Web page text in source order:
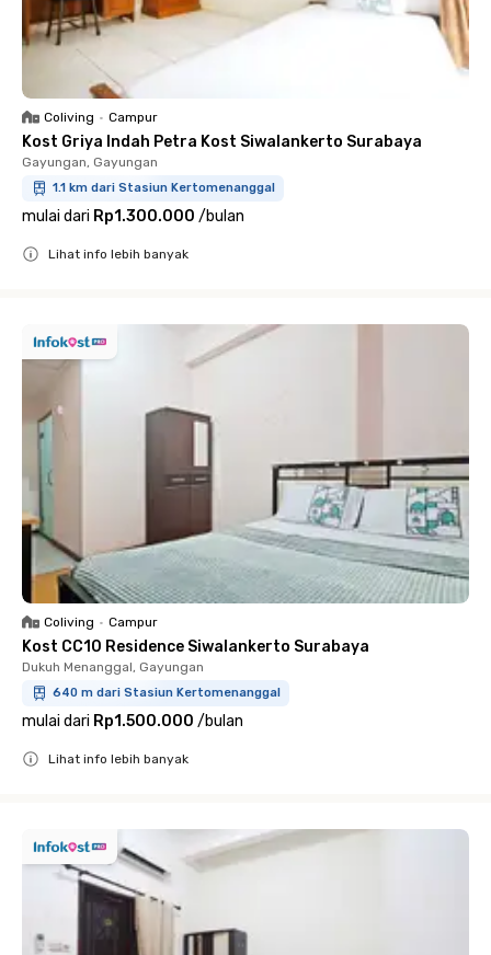
Coliving • Campur
Kost Griya Indah Petra Kost Siwalankerto Surabaya
Gayungan, Gayungan
1.1 km dari Stasiun Kertomenanggal
mulai dari Rp1.300.000 /bulan
Lihat info lebih banyak
Coliving • Campur
Kost CC10 Residence Siwalankerto Surabaya
Dukuh Menanggal, Gayungan
640 m dari Stasiun Kertomenanggal
mulai dari Rp1.500.000 /bulan
Lihat info lebih banyak